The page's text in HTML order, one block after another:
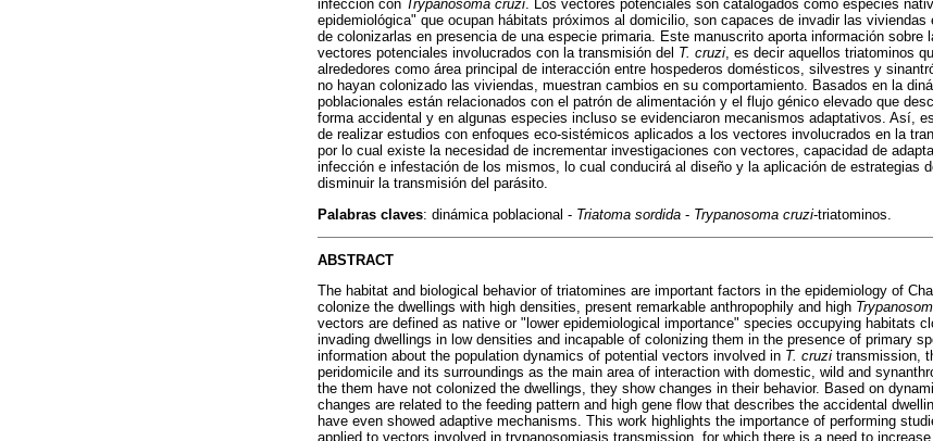
infección con Trypanosoma cruzi. Los vectores potenciales son catalogados como especies
epidemiológica" que ocupan hábitats próximos al domicilio, son capaces de invadir las viviendas
de colonizarlas en presencia de una especie primaria. Este manuscrito aporta información sobre
vectores potenciales involucrados con la transmisión del T. cruzi, es decir aquellos triatominos
alrededores como área principal de interacción entre hospederos domésticos, silvestres y
no hayan colonizado las viviendas, muestran cambios en su comportamiento. Basados en la
poblacionales están relacionados con el patrón de alimentación y el flujo génico elevado que
forma accidental y en algunas especies incluso se evidenciaron mecanismos adaptativos. Así,
de realizar estudios con enfoques eco-sistémicos aplicados a los vectores involucrados en la
por lo cual existe la necesidad de incrementar investigaciones con vectores, capacidad de
infección e infestación de los mismos, lo cual conducirá al diseño y la aplicación de estrategias
disminuir la transmisión del parásito.
Palabras claves: dinámica poblacional - Triatoma sordida - Trypanosoma cruzi-triatominos.
ABSTRACT
The habitat and biological behavior of triatomines are important factors in the epidemiology of
colonize the dwellings with high densities, present remarkable anthropophily and high
vectors are defined as native or "lower epidemiological importance" species occupying habitats
invading dwellings in low densities and incapable of colonizing them in the presence of primary
information about the population dynamics of potential vectors involved in T. cruzi transmission,
peridomicile and its surroundings as the main area of interaction with domestic, wild and
the them have not colonized the dwellings, they show changes in their behavior. Based on
changes are related to the feeding pattern and high gene flow that describes the accidental
have even showed adaptive mechanisms. This work highlights the importance of performing
applied to vectors involved in trypanosomiasis transmission, for which there is a need to